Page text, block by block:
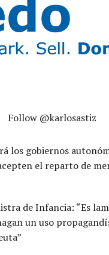
Follow @karlosastiz
los gobiernos
el reparto de
de Infancia: “Es
un uso